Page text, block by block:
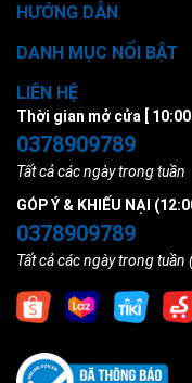
HƯỚNG DẪN
DANH MỤC NỔI BẬT
LIÊN HỆ
Thời gian mở cửa [ 10:00
0378909789
Tất cả các ngày trong tuần
GÓP Ý & KHIẾU NẠI
0378909789
Tất cả các ngày trong tuần